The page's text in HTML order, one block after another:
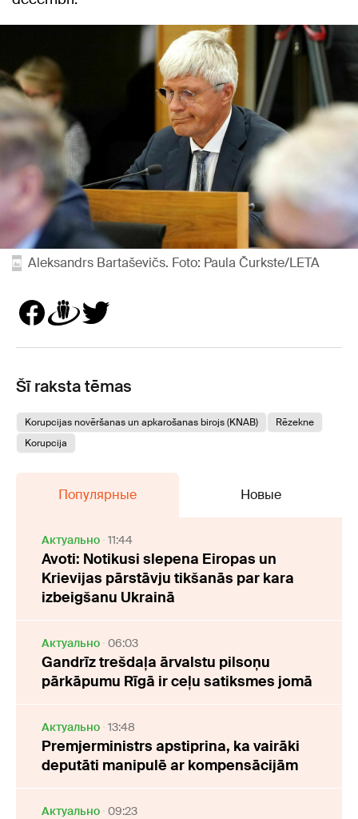
Aleksandrs Bartaševičs. Foto: Paula Čurkste/LETA
Šī raksta tēmas
Korupcijas novēršanas un apkarošanas birojs (KNAB)
Rēzekne
Korupcija
Популярные Новые
Актуально 11:44
Avoti: Notikusi slepena Eiropas un
Krievijas pārstāvju tikšanās par kara
izbeigšanu Ukrainā
Актуально 06:03
Gandrīz trešdaļa ārvalstu pilsoņu
pārkāpumu Rīgā ir ceļu satiksmes jomā
Актуально 13:48
Premjerministrs apstiprina, ka vairāki
deputāti manipulē ar kompensācijām
Актуально 09:23